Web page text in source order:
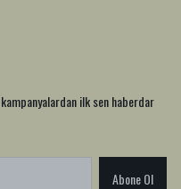
ilk sen haberdar
Abone Ol